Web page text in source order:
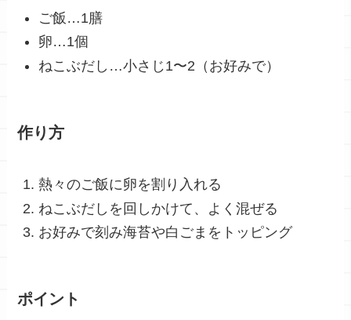
ご飯…1膳
卵…1個
ねこぶだし…小さじ1〜2（お好みで）
作り方
熱々のご飯に卵を割り入れる
ねこぶだしを回しかけて、よく混ぜる
お好みで刻み海苔や白ごまをトッピング
ポイント